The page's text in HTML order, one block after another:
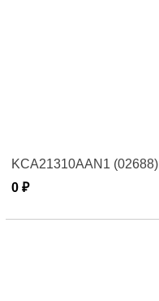
KCA21310AAN1 (02688)
0 ₽